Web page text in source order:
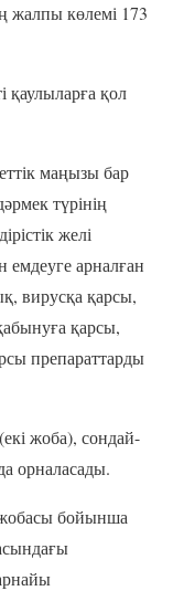
жалпы көлемі 173
қаулыларға қол
маңызы бар
түрінің
желі
емдеуге арналған
вирусқа қарсы,
қарсы,
препараттарды
жоба), сондай-
орналасады.
бойынша